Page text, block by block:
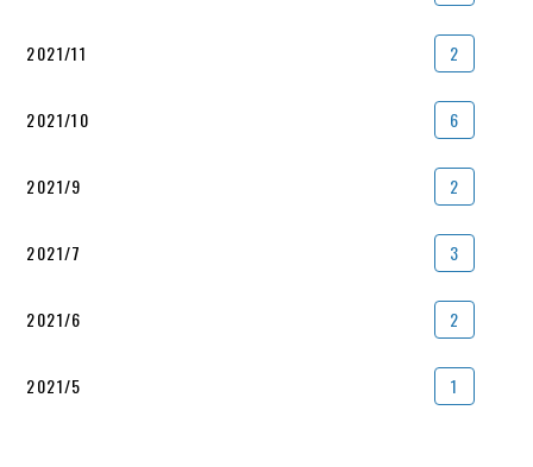
2021/11 2
2021/10 6
2021/9 2
2021/7 3
2021/6 2
2021/5 1